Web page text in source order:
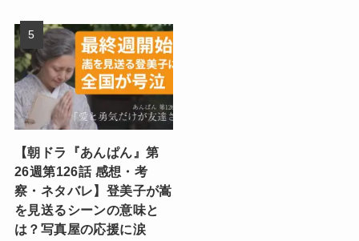
【朝ドラ『あんぱん』第
26週第126話 感想・考
察・ネタバレ】登美子が嵩
を見送るシーンの意味と
は？写真屋の応援に涙